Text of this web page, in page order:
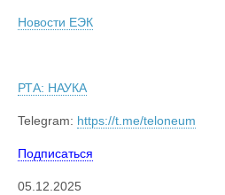
Новости ЕЭК
РТА: НАУКА
Telegram: https://t.me/teloneum
Подписаться
05.12.2025